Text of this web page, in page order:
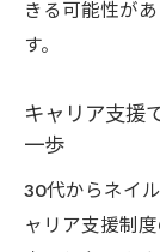
きる可能性が
す。
キャリア支援
一歩
30代からネイ
ャリア支援制